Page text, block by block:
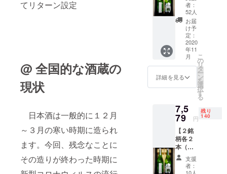
てリターン設定
@ 全国的な酒蔵の
現状
日本酒は一般的に１２月
～３月の寒い時期に造られ
ます。今回、残念なことに
その造りが終わった時期に
本）】
銘柄
①：に
いだし
ぜん
しゅ
純米吟
（左）
銘柄
②：
穏 純
（右）
サイ
ズ：4合
瓶
720ml ※
送料込
み ※ リ
ターン
発送は
者：
52人
お届
け予
定：
2020
年11
月
詳細を見る
こ
の
リ
タ
ー
ン
を
選
択
す
る
7,5
79 円
残り
140
【２銘
柄各２
本（計
４
本）】
銘柄
支援
者：